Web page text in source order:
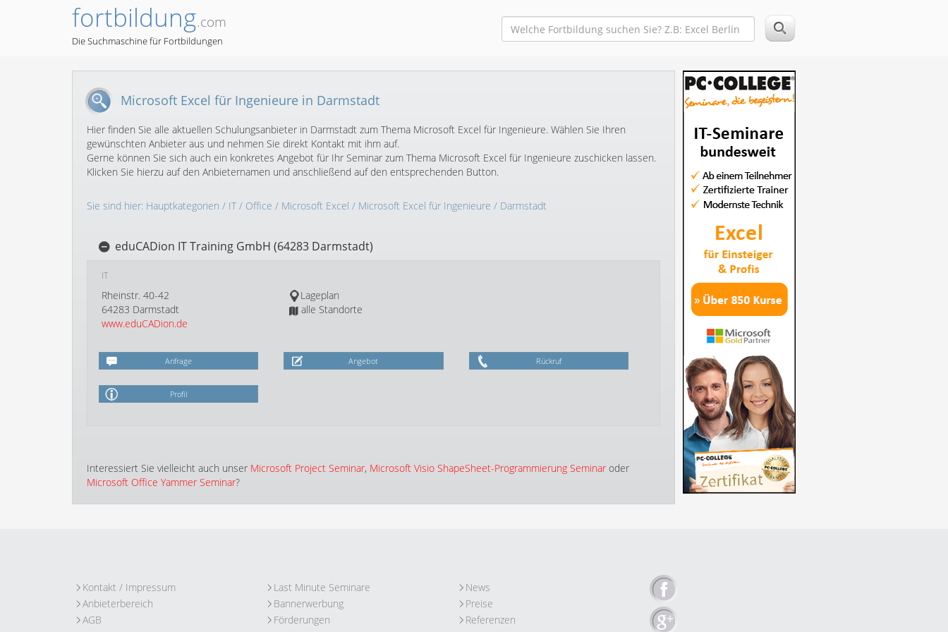
fortbildung.com
Die Suchmaschine für Fortbildungen
Microsoft Excel für Ingenieure in Darmstadt
Hier finden Sie alle aktuellen Schulungsanbieter in Darmstadt zum Thema Microsoft Excel für Ingenieure. Wählen Sie Ihren
gewünschten Anbieter aus und nehmen Sie direkt Kontakt mit ihm auf.
Gerne können Sie sich auch ein konkretes Angebot für Ihr Seminar zum Thema Microsoft Excel für Ingenieure zuschicken lassen.
Klicken Sie hierzu auf den Anbieternamen und anschließend auf den entsprechenden Button.
Sie sind hier: Hauptkategorien / IT/ Office / Microsoft Excel / Microsoft Excel für Ingenieure / Darmstadt
eduCADion IT Training GmbH (64283 Darmstadt)
IT
Rheinstr. 40-42
64283 Darmstadt
www.eduCADion.de
Lageplan
alle Standorte
Anfrage Angebot Rückruf
Profil
Interessiert Sie vielleicht auch unser Microsoft Project Seminar, Microsoft Visio ShapeSheet-Programmierung Seminar oder
Microsoft Office Yammer Seminar?
Kontakt / Impressum
Anbieterbereich
AGB
Last Minute Seminare
Bannerwerbung
Förderungen
News
Preise
Referenzen